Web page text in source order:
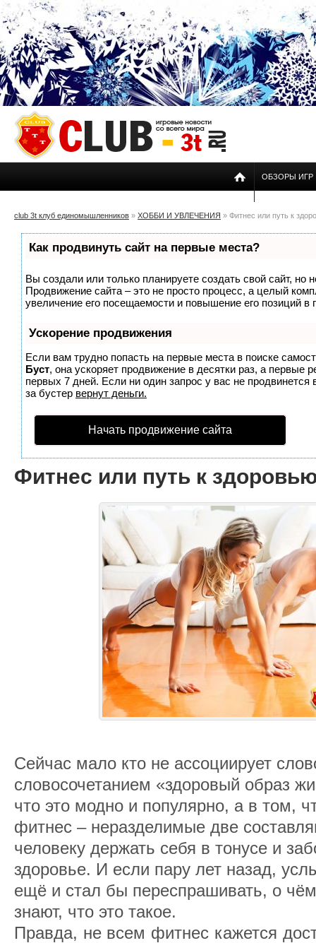
ОБЗОРЫ ИГР
club 3t клуб единомышленников » ХОББИ И УВЛЕЧЕНИЯ » Фитнес или путь к
Как продвинуть сайт на первые места?
Вы создали или только планируете создать свой сайт, но
Продвижение сайта – это не просто процесс, а целый
увеличение его посещаемости и повышение его позиций в
Ускорение продвижения
Если вам трудно попасть на первые места в поиске
Буст, она ускоряет продвижение в десятки раз, а первые
первых 7 дней. Если ни один запрос у вас не продвинется
за бустер вернут деньги.
Начать продвижение сайта
Фитнес или путь к
Сейчас мало кто не ассоциирует
словосочетанием «здоровый образ
что это модно и популярно, а в том,
фитнес – неразделимые две
человеку держать себя в тонусе и
здоровье. И если пару лет назад,
ещё и стал бы переспрашивать, о
знают, что это такое.
Правда, не всем фитнес кажется